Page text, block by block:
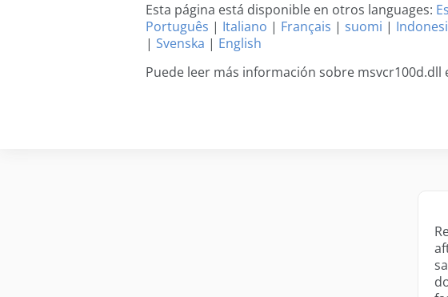
Esta página está disponible en otros languages:
Português | Italiano | Français | suomi |
| Svenska | English
Puede leer más información sobre msvcr100d.dll